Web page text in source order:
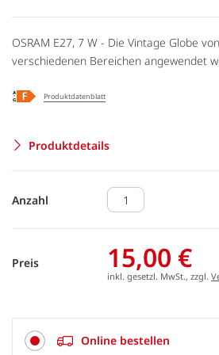
OSRAM E27, 7 W - Die Vintage Globe
verschiedenen Bereichen angewendet
Produktdatenblatt
Produktdetails
Anzahl
Preis 15,00 €
inkl. gesetzl. MwSt., zzgl.
Online bestellen